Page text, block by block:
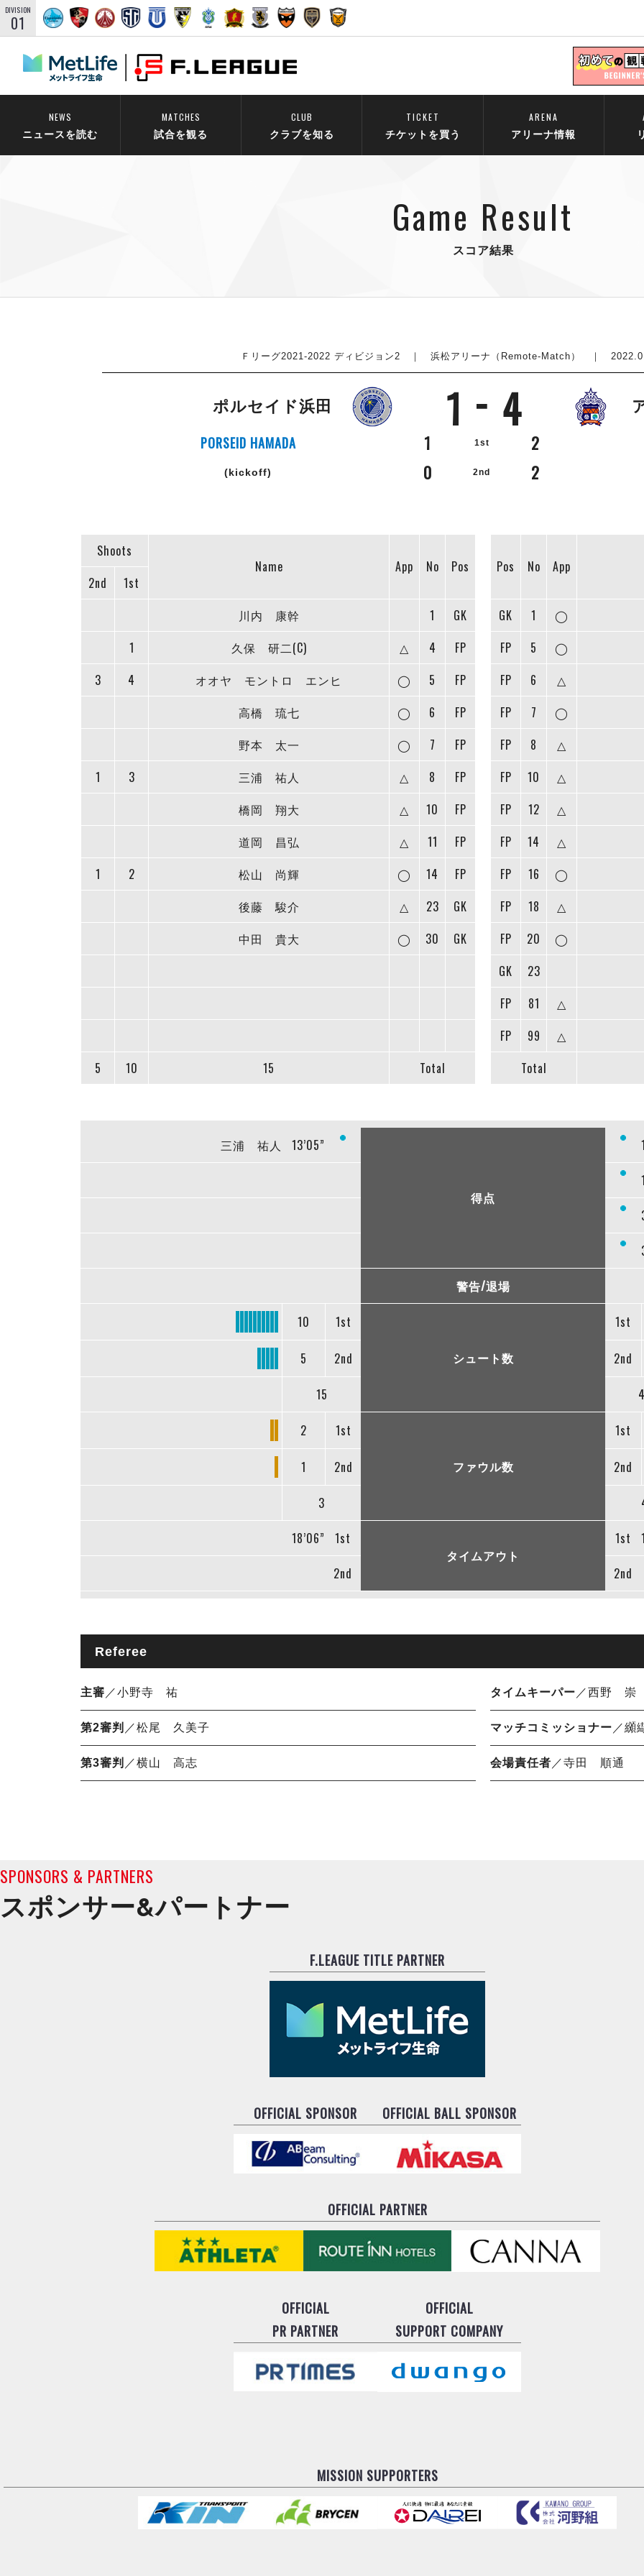
DIVISION
01
NEWS
ニュースを読む
MATCHES
試合を観る
CLUB
クラブを知る
TICKET
チケットを買う
ARENA
アリーナ情報
Game Result
スコア結果
Ｆリーグ2021-2022 ディビジョン2 ｜ 浜松アリーナ（Remote-Match） ｜
ポルセイド浜田 1 4
PORSEID HAMADA 1 1st 2
(kickoff) 0 2nd 2
Shoots
Name
App No
Pos
2nd
1st
川内 康幹
1
GK
1
久保 研二(C) △ 4
FP
3
4 オオヤ モントロ エンヒ ◯ 5
FP
高橋 琉七
◯ 6
FP
野本 太一
◯ 7
FP
1
3 三浦 祐人 △ 8
FP
橋岡 翔大
△ 10
FP
道岡 昌弘
△ 11
FP
1
2 松山 尚輝 ◯ 14
FP
後藤 駿介
△ 23
GK
中田 貴大
◯ 30 GK
5 10 15 Total
Pos No App
GK 1
◯
FP
5
◯
FP
6
△
FP
7
◯
FP
8
△
FP
10
△
FP
12
△
FP
14
△
FP
16
◯
FP
18
△
FP
20
◯
GK
23
FP
81
△
FP
99
△
Total
三浦 祐人 13’05”
得点
警告/退場
10 1st
シュート数
1st
5 2nd 2nd
15
2 1st
ファウル数
1st
1 2nd 2nd
3
18’06”
1st
タイムアウト
1st
2nd 2nd
Referee
主審 ／小野寺 祐
第2審判 ／松尾 久美子
第3審判 ／横山 高志
タイムキーパー ／西野 崇
マッチコミッショナー ／
会場責任者 ／寺田 順通
SPONSORS & PARTNERS
スポンサー&パートナー
F.LEAGUE TITLE PARTNER
OFFICIAL SPONSOR OFFICIAL BALL SPONSOR
OFFICIAL PARTNER
OFFICIAL
PR PARTNER
OFFICIAL
SUPPORT COMPANY
MISSION SUPPORTERS